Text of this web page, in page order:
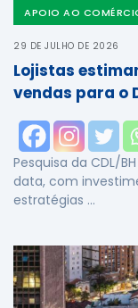
APOIO AO
29 DE JULHO DE 2026
Lojistas
vendas para o
Pesquisa da CDL/
data, com
estratégias …